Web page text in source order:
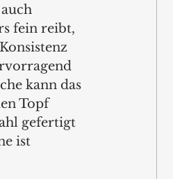
fein reibt,
kann das
Topf
gefertigt
ist